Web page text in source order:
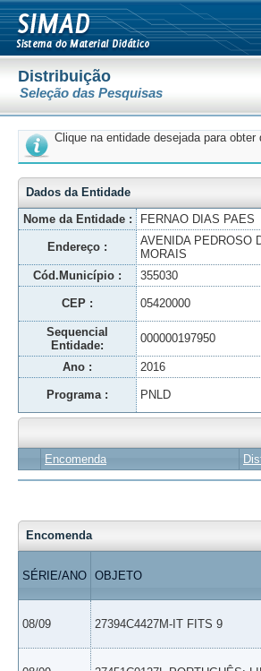
Distribuição
Seleção das Pesquisas
Clique na entidade desejada para
Dados da Entidade
Nome da Entidade :
FERNAO DIAS PAES
Endereço :
AVENIDA PEDROSO
MORAIS
Cód.Município : 355030
CEP : 05420000
Sequencial
Entidade:
000000197950
Ano : 2016
Programa : PNLD
Encomenda
Encomenda
SÉRIE/ANO OBJETO
08/09 27394C4427M-IT FITS 9